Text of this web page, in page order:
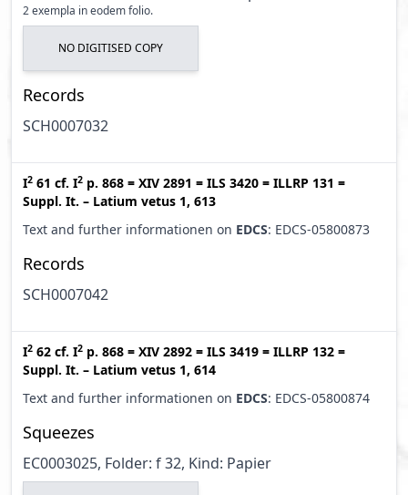
2 exempla in eodem folio.
NO DIGITISED COPY
Records
SCH0007032
I2 61 cf. I2 p. 868 = XIV 2891 = ILS 3420 = ILLRP 131 =
Suppl. It. – Latium vetus 1, 613
Text and further informationen on EDCS: EDCS-05800873
Records
SCH0007042
I2 62 cf. I2 p. 868 = XIV 2892 = ILS 3419 = ILLRP 132 =
Suppl. It. – Latium vetus 1, 614
Text and further informationen on EDCS: EDCS-05800874
Squeezes
EC0003025, Folder: f 32, Kind: Papier